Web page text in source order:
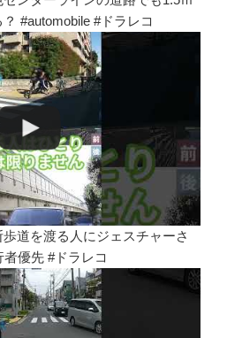
#automobile #ドラレコ
歩道を渡る人にジェスチャーさ
優先 #ドラレコ